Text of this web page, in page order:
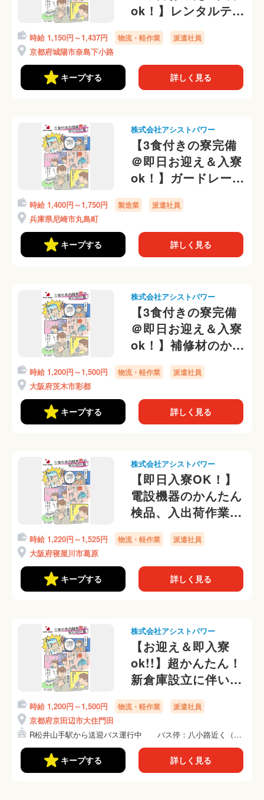
ok！】レンタルテン
トのかんたん補修業
務！寮から送迎有＠
時給 1,150円～1,437円 物流・軽作業 派遣社員
京都府城陽市奈島下小路
キープする 詳しく見る
株式会社アシストパワー
【3食付きの寮完備
＠即日お迎え＆入寮
ok！】ガードレール
の出荷、梱包作業
勤務初日から日払い
時給 1,400円～1,750円 製造業 派遣社員
兵庫県尼崎市丸島町
キープする 詳しく見る
株式会社アシストパワー
【3食付きの寮完備
＠即日お迎え＆入寮
ok！】補修材のかん
たん梱包業務！寮か
ら送迎有＠
時給 1,200円～1,500円 物流・軽作業 派遣社員
大阪府茨木市彩都
キープする 詳しく見る
株式会社アシストパワー
【即日入寮OK！】
電設機器のかんたん
検品、入出荷作業＠
寮からラクラク自転
車通勤ok！
時給 1,220円～1,525円 物流・軽作業 派遣社員
大阪府寝屋川市葛原
キープする 詳しく見る
株式会社アシストパワー
【お迎え＆即入寮
ok!!】超かんたん！
新倉庫設立に伴いオ
ープニングスタッフ
大量募集☆彡倉庫内
でのかんたんピッキ
ング作業
時給 1,200円～1,500円 物流・軽作業 派遣社員
京都府京田辺市大住門田
R松井山手駅から送迎バス運行中 バス停：八小路近く（徒
歩約...
キープする 詳しく見る